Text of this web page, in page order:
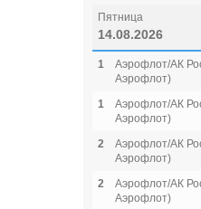
Пятница
14.08.2026
1
Аэрофлот/АК
Аэрофлот)
1
Аэрофлот/АК
Аэрофлот)
2
Аэрофлот/АК
Аэрофлот)
2
Аэрофлот/АК
Аэрофлот)